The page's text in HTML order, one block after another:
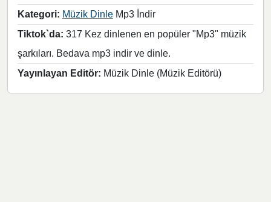
Kategori: Müzik Dinle Mp3 İndir
Tiktok`da: 317 Kez dinlenen en popüler "Mp3" müzik
şarkıları. Bedava mp3 indir ve dinle.
Yayınlayan Editör: Müzik Dinle (Müzik Editörü)